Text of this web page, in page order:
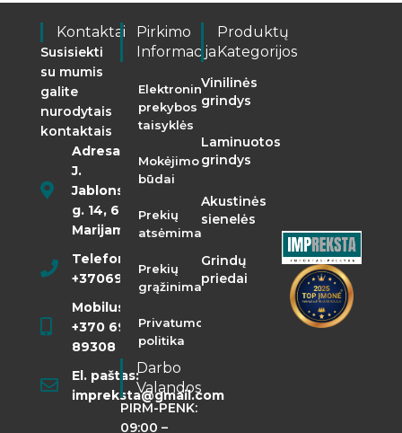
Kontaktai
Susisiekti
su mumis
galite
nurodytais
kontaktais
Adresas:
J.
Jablonskio
g. 14, 68290
Marijampolė
Telefonas:
+37069855400
Mobilusis:
+370 698
89308
El. paštas:
impreksta@gmail.com
Pirkimo
Informacija
Elektroninės
prekybos
taisyklės
Mokėjimo
būdai
Prekių
atsėmimas
Prekių
grąžinimas
Privatumo
politika
Darbo
Valandos
PIRM-PENK:
09:00 –
Produktų
Kategorijos
Vinilinės
grindys
Laminuotos
grindys
Akustinės
sienelės
Grindų
priedai